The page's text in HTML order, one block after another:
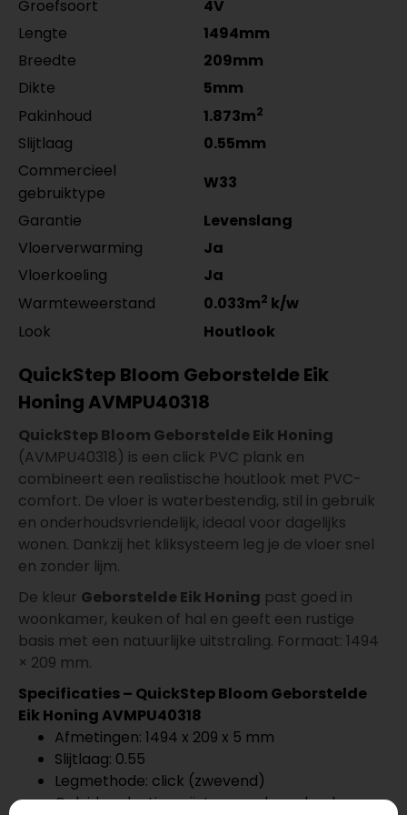
zwart gefolied 5531.2910.19
per lengte: mm, € 14,95 p/st
zwart gefolied 5532.2210.19
per lengte: mm, € 17,95 p/st
Co-Pro Profielen Zilver
per lengte: mm, € 28,95 p/st
Groefsoort
4V
Lengte
1494mm
Breedte
209mm
Dikte
5mm
Pakinhoud
1.873m2
Slijtlaag
0.55mm
Commercieel
gebruiktype
W33
Garantie
Levenslang
Vloerverwarming
Ja
Vloerkoeling
Ja
Warmteweerstand
0.033m2 k/w
Look
Houtlook
QuickStep Bloom Geborstelde Eik
Honing AVMPU40318
QuickStep Bloom Geborstelde Eik Honing
(AVMPU40318) is een click PVC plank en
combineert een realistische houtlook met PVC-
comfort. De vloer is waterbestendig, stil in gebruik
en onderhoudsvriendelijk, ideaal voor dagelijks
wonen. Dankzij het kliksysteem leg je de vloer snel
en zonder lijm.
De kleur Geborstelde Eik Honing past goed in
woonkamer, keuken of hal en geeft een rustige
basis met een natuurlijke uitstraling. Formaat: 1494
× 209 mm.
Specificaties – QuickStep Bloom Geborstelde
Eik Honing AVMPU40318
Afmetingen: 1494 x 209 x 5 mm
Slijtlaag: 0.55
Legmethode: click (zwevend)
Geluidsreductie: geïntegreerde ondervloer